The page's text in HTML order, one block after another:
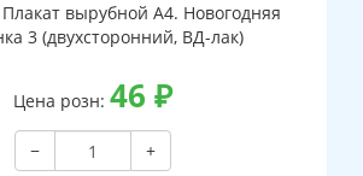
вырубной А4. Новогодняя
3 (двухсторонний, ВД-лак)
Цена розн: 46 ₽
−
+